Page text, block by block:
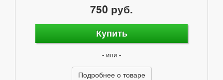
750 руб.
Купить
- или -
Подробнее о товаре